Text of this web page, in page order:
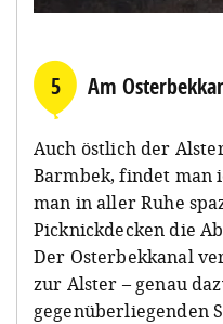
5 Am
Auch östlich der
Barmbek, findet man
man in aller Ruhe
Picknickdecken die
Der Osterbekkanal
zur Alster – genau
gegenüberliegenden